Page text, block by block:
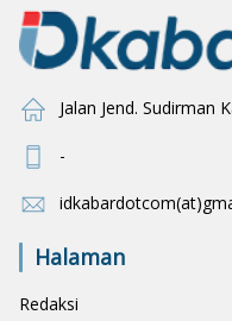
Jalan Jend. Sudirman
-
Halaman
Redaksi